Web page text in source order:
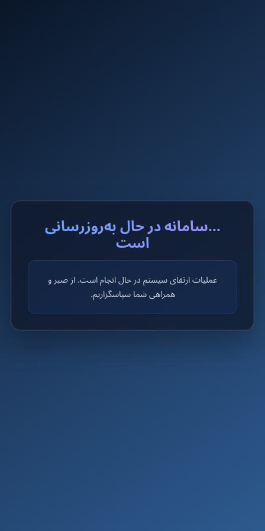
...سامانه در حال به‌روزرسانی
است
عملیات ارتقای سیستم در حال انجام است. از صبر و
همراهی شما سپاسگزاریم.